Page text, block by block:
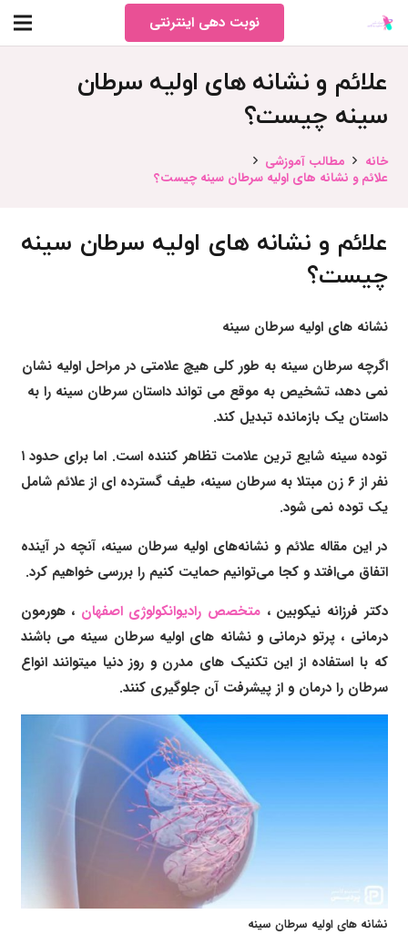
نوبت دهی اینترنتی
علائم و نشانه های اولیه سرطان
سینه چیست؟
خانه
مطالب آموزشی
علائم و نشانه های اولیه سرطان سینه چیست؟
علائم و نشانه های اولیه سرطان سینه
چیست؟
نشانه های اولیه سرطان سینه
اگرچه سرطان سینه به طور کلی هیچ علامتی در مراحل اولیه نشان
نمی دهد، تشخیص به موقع می تواند داستان سرطان سینه را به
داستان یک بازمانده تبدیل کند.
توده سینه شایع ترین علامت تظاهر کننده است. اما برای حدود ۱
نفر از ۶ زن مبتلا به سرطان سینه، طیف گسترده ای از علائم شامل
یک توده نمی شود.
در این مقاله علائم و نشانه‌های اولیه سرطان سینه، آنچه در آینده
اتفاق می‌افتد و کجا می‌توانیم حمایت کنیم را بررسی خواهیم کرد.
دکتر فرزانه نیکوبین ، متخصص رادیوانکولوژی اصفهان ، هورمون
درمانی ،پرتو درمانی ونشانه های اولیه سرطان سینه می باشند
که با استفاده از این تکنیک های مدرن و روز دنیا میتوانند انواع
سرطان را درمان و از پیشرفت آن جلوگیری کنند.
نشانه های اولیه سرطان سینه